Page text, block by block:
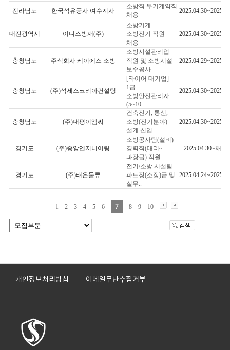
전라남도 한국석유공사 여수지사
소방직 무기계약직
채용
대전광역시 이니스방재(주)
소방기계.
소방전기 직원
채용
충청남도 주식회사 케이에스 소방
소방시설관리업
직원 및 소방시설
보수공사..
충청남도 (주)석세스코리아컨설팅
[타이어 대기업]
1급
소방안전관리자
(5~10..
충청남도 (주)대평이엠씨
건축전기, 통신,
소방(전기분야)
설계 신입..
경기도 (주)중앙엔지니어링
소방공사팀(설비)
경력직(대리~
과장급) 직원
2025.04.30~채용
경기도 (주)태은물류
전기/소방 시설팀
파트장(소장)급 및
실무..
1 2 3 4 5 6 7 8 9 10
개인정보처리방침 이메일무단수집거부